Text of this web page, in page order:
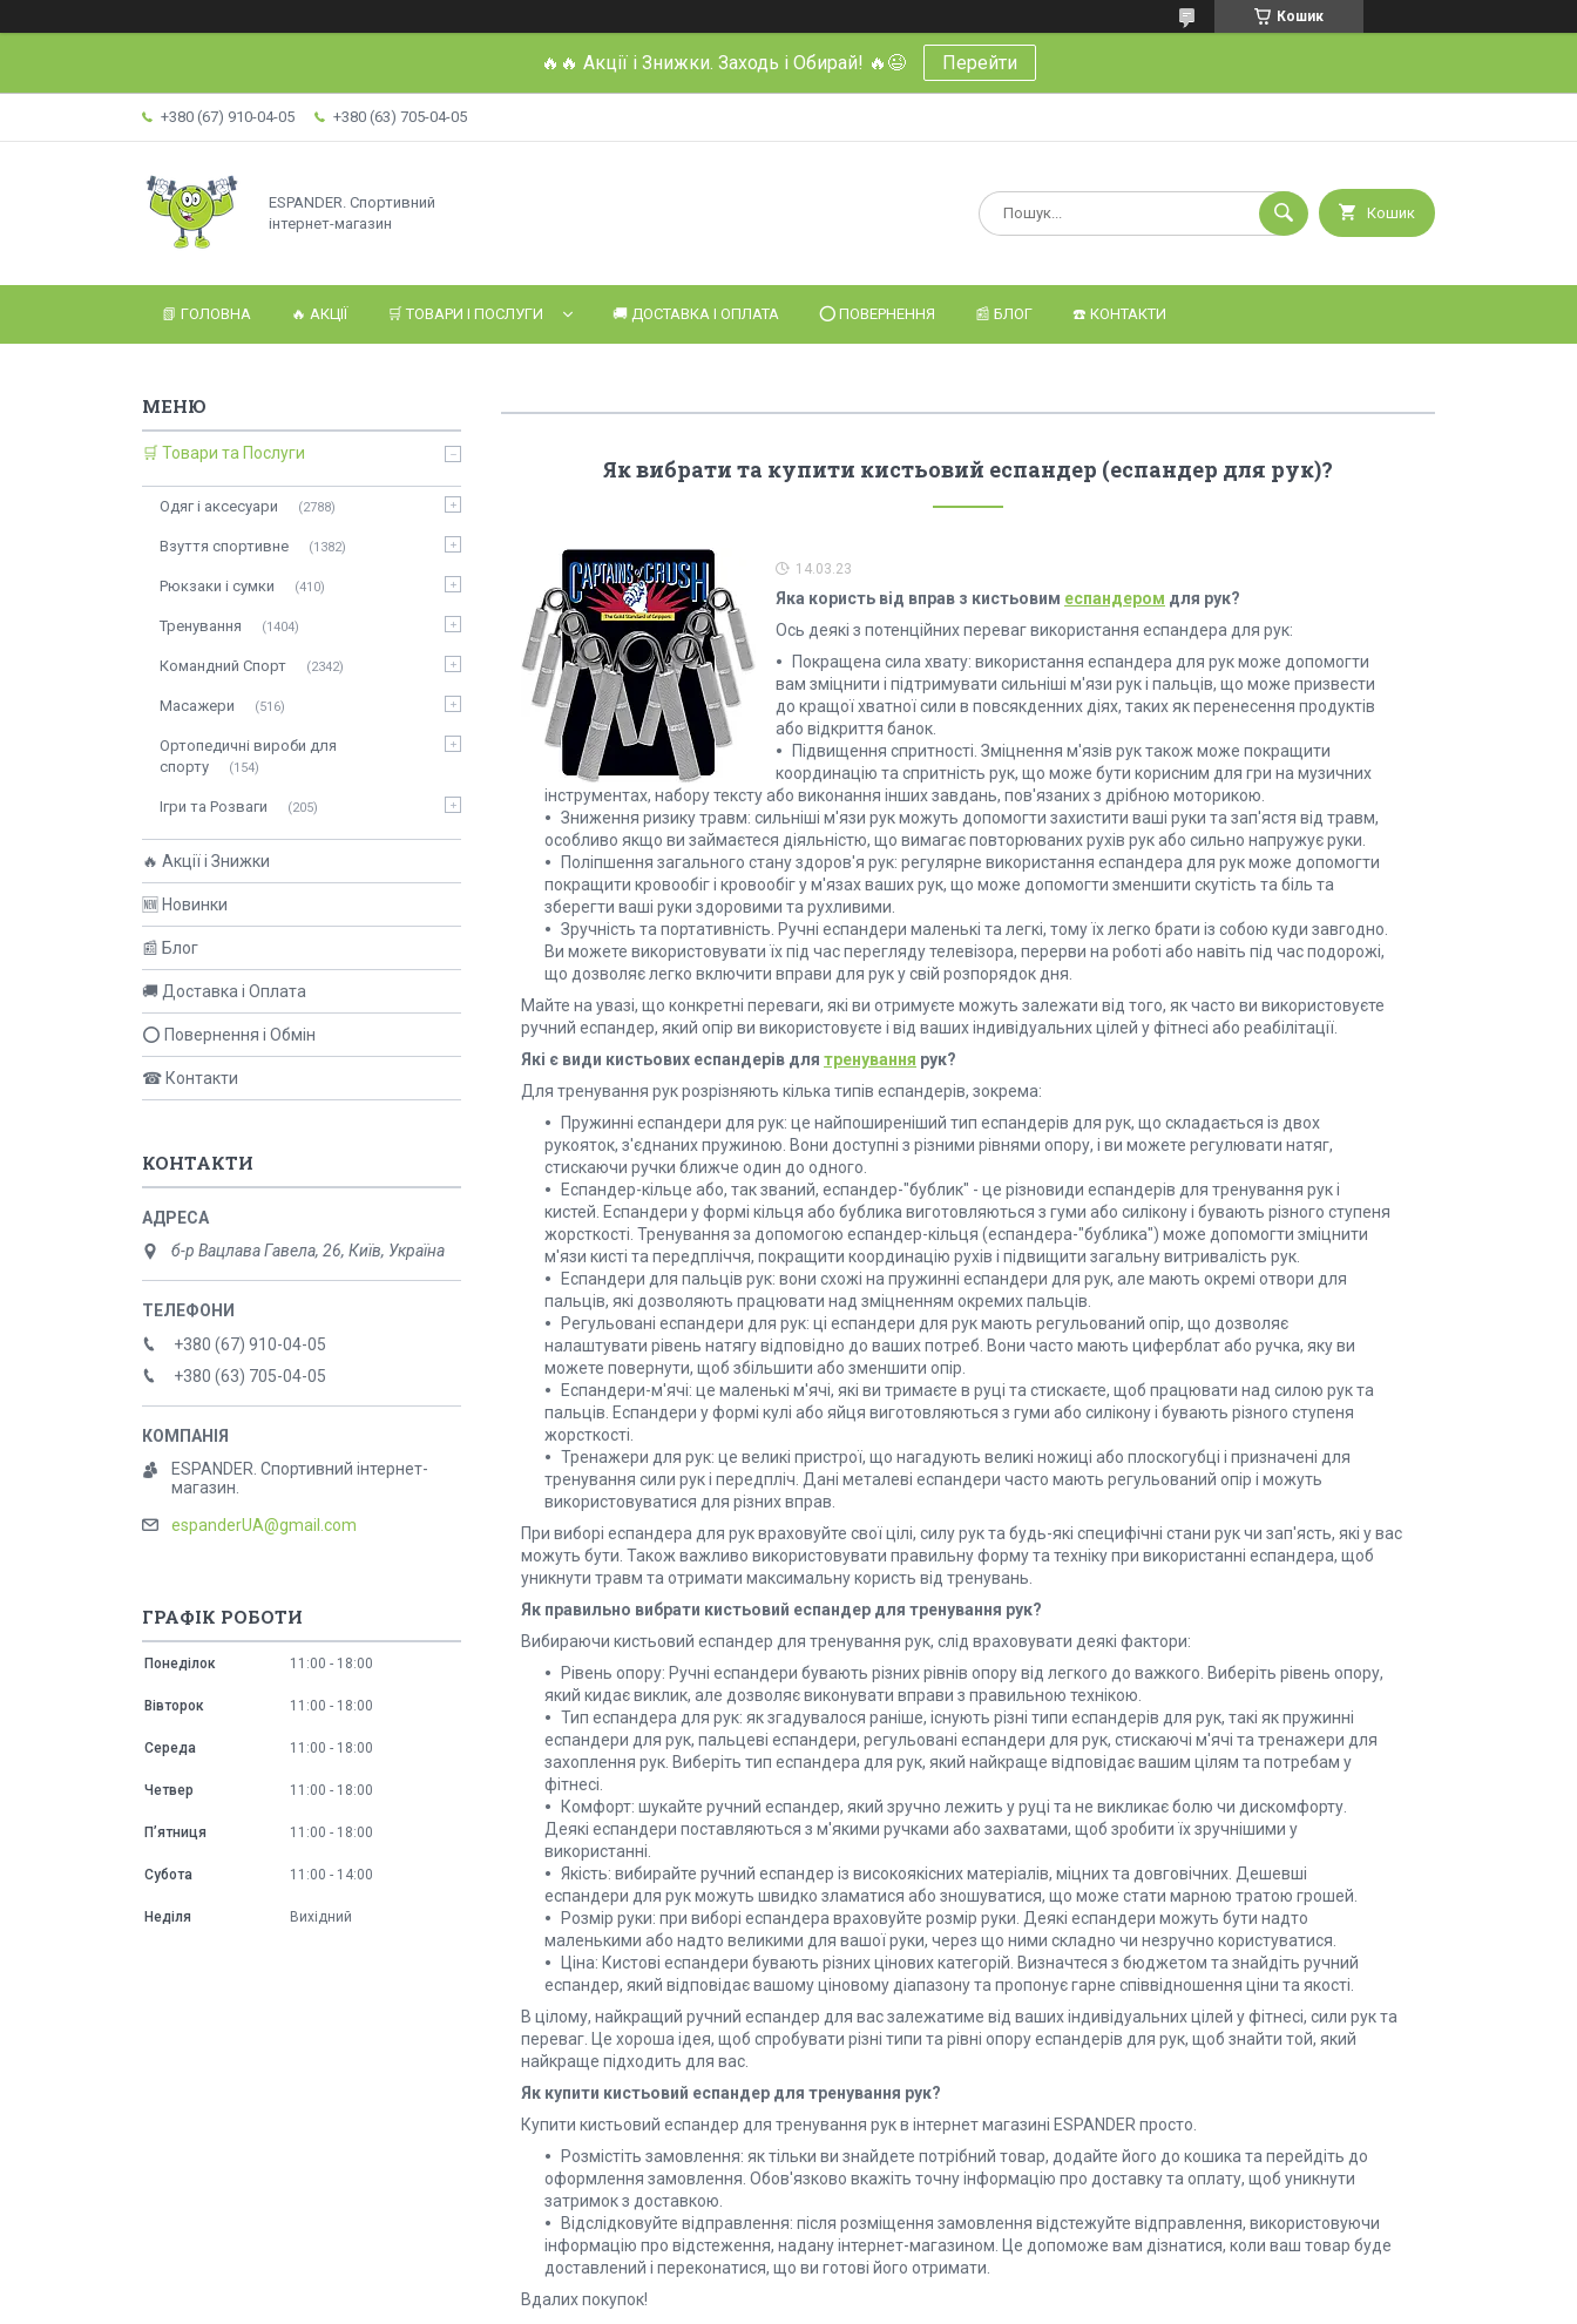
Кошик
🔥🔥 Акції і Знижки. Заходь і Обирай! 🔥😉 Перейти
+380 (67) 910-04-05 +380 (63) 705-04-05
ESPANDER. Спортивний
інтернет-магазин
Кошик
📗 ГОЛОВНА 🔥 АКЦІЇ 🛒 ТОВАРИ І ПОСЛУГИ 🚚 ДОСТАВКА І ОПЛАТА ⭕️ ПОВЕРНЕННЯ 📰 БЛОГ ☎️ КОНТАКТИ
Як вибрати та купити кистьовий еспандер (еспандер для рук)?
14.03.23
Яка користь від вправ з кистьовим еспандером для рук?
Ось деякі з потенційних переваг використання еспандера для рук:
Покращена сила хвату: використання еспандера для рук може допомогти
вам зміцнити і підтримувати сильніші м'язи рук і пальців, що може призвести
до кращої хватної сили в повсякденних діях, таких як перенесення продуктів
або відкриття банок.
Підвищення спритності. Зміцнення м'язів рук також може покращити
координацію та спритність рук, що може бути корисним для гри на музичних
інструментах, набору тексту або виконання інших завдань, пов'язаних з дрібною моторикою.
Зниження ризику травм: сильніші м'язи рук можуть допомогти захистити ваші руки та зап'ястя від травм,
особливо якщо ви займаєтеся діяльністю, що вимагає повторюваних рухів рук або сильно напружує руки.
Поліпшення загального стану здоров'я рук: регулярне використання еспандера для рук може допомогти
покращити кровообіг і кровообіг у м'язах ваших рук, що може допомогти зменшити скутість та біль та
зберегти ваші руки здоровими та рухливими.
Зручність та портативність. Ручні еспандери маленькі та легкі, тому їх легко брати із собою куди завгодно.
Ви можете використовувати їх під час перегляду телевізора, перерви на роботі або навіть під час подорожі,
що дозволяє легко включити вправи для рук у свій розпорядок дня.
Майте на увазі, що конкретні переваги, які ви отримуєте можуть залежати від того, як часто ви використовуєте
ручний еспандер, який опір ви використовуєте і від ваших індивідуальних цілей у фітнесі або реабілітації.
Які є види кистьових еспандерів для тренування рук?
Для тренування рук розрізняють кілька типів еспандерів, зокрема:
Пружинні еспандери для рук: це найпоширеніший тип еспандерів для рук, що складається із двох
рукояток, з'єднаних пружиною. Вони доступні з різними рівнями опору, і ви можете регулювати натяг,
стискаючи ручки ближче один до одного.
Еспандер-кільце або, так званий, еспандер-"бублик" - це різновиди еспандерів для тренування рук і
кистей. Еспандери у формі кільця або бублика виготовляються з гуми або силікону і бувають різного ступеня
жорсткості. Тренування за допомогою еспандер-кільця (еспандера-"бублика") може допомогти зміцнити
м'язи кисті та передпліччя, покращити координацію рухів і підвищити загальну витривалість рук.
Еспандери для пальців рук: вони схожі на пружинні еспандери для рук, але мають окремі отвори для
пальців, які дозволяють працювати над зміцненням окремих пальців.
Регульовані еспандери для рук: ці еспандери для рук мають регульований опір, що дозволяє
налаштувати рівень натягу відповідно до ваших потреб. Вони часто мають циферблат або ручка, яку ви
можете повернути, щоб збільшити або зменшити опір.
Еспандери-м'ячі: це маленькі м'ячі, які ви тримаєте в руці та стискаєте, щоб працювати над силою рук та
пальців. Еспандери у формі кулі або яйця виготовляються з гуми або силікону і бувають різного ступеня
жорсткості.
Тренажери для рук: це великі пристрої, що нагадують великі ножиці або плоскогубці і призначені для
тренування сили рук і передпліч. Дані металеві еспандери часто мають регульований опір і можуть
використовуватися для різних вправ.
При виборі еспандера для рук враховуйте свої цілі, силу рук та будь-які специфічні стани рук чи зап'ясть, які у вас
можуть бути. Також важливо використовувати правильну форму та техніку при використанні еспандера, щоб
уникнути травм та отримати максимальну користь від тренувань.
Як правильно вибрати кистьовий еспандер для тренування рук?
Вибираючи кистьовий еспандер для тренування рук, слід враховувати деякі фактори:
Рівень опору: Ручні еспандери бувають різних рівнів опору від легкого до важкого. Виберіть рівень опору,
який кидає виклик, але дозволяє виконувати вправи з правильною технікою.
Тип еспандера для рук: як згадувалося раніше, існують різні типи еспандерів для рук, такі як пружинні
еспандери для рук, пальцеві еспандери, регульовані еспандери для рук, стискаючі м'ячі та тренажери для
захоплення рук. Виберіть тип еспандера для рук, який найкраще відповідає вашим цілям та потребам у
фітнесі.
Комфорт: шукайте ручний еспандер, який зручно лежить у руці та не викликає болю чи дискомфорту.
Деякі еспандери поставляються з м'якими ручками або захватами, щоб зробити їх зручнішими у
використанні.
Якість: вибирайте ручний еспандер із високоякісних матеріалів, міцних та довговічних. Дешевші
еспандери для рук можуть швидко зламатися або зношуватися, що може стати марною тратою грошей.
Розмір руки: при виборі еспандера враховуйте розмір руки. Деякі еспандери можуть бути надто
маленькими або надто великими для вашої руки, через що ними складно чи незручно користуватися.
Ціна: Кистові еспандери бувають різних цінових категорій. Визначтеся з бюджетом та знайдіть ручний
еспандер, який відповідає вашому ціновому діапазону та пропонує гарне співвідношення ціни та якості.
В цілому, найкращий ручний еспандер для вас залежатиме від ваших індивідуальних цілей у фітнесі, сили рук та
переваг. Це хороша ідея, щоб спробувати різні типи та рівні опору еспандерів для рук, щоб знайти той, який
найкраще підходить для вас.
Як купити кистьовий еспандер для тренування рук?
Купити кистьовий еспандер для тренування рук в інтернет магазині ESPANDER просто.
Розмістіть замовлення: як тільки ви знайдете потрібний товар, додайте його до кошика та перейдіть до
оформлення замовлення. Обов'язково вкажіть точну інформацію про доставку та оплату, щоб уникнути
затримок з доставкою.
Відслідковуйте відправлення: після розміщення замовлення відстежуйте відправлення, використовуючи
інформацію про відстеження, надану інтернет-магазином. Це допоможе вам дізнатися, коли ваш товар буде
доставлений і переконатися, що ви готові його отримати.
Вдалих покупок!
🛒 Товари та Послуги
Одяг і аксесуари 2788
Взуття спортивне 1382
Рюкзаки і сумки 410
Тренування 1404
Командний Спорт 2342
Масажери 516
Ортопедичні вироби для
спорту
154
Ігри та Розваги 205
🔥 Акції і Знижки
🆕 Новинки
📰 Блог
🚚 Доставка і Оплата
⭕ Повернення і Обмін
☎ Контакти
КОНТАКТИ
б-р Вацлава Гавела, 26, Київ, Україна
+380 (67) 910-04-05
+380 (63) 705-04-05
ESPANDER. Спортивний інтернет-
магазин.
espanderUA@gmail.com
ГРАФІК РОБОТИ
Понеділок 11:00 18:00
Вівторок 11:00 18:00
Середа 11:00 18:00
Четвер 11:00 18:00
Пʼятниця 11:00 18:00
Субота 11:00 14:00
Неділя Вихідний